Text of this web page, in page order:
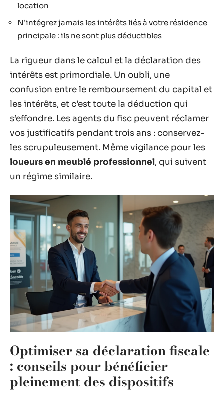
location
N’intégrez jamais les intérêts liés à votre résidence
principale : ils ne sont plus déductibles
La rigueur dans le calcul et la déclaration des
intérêts est primordiale. Un oubli, une
confusion entre le remboursement du capital et
les intérêts, et c’est toute la déduction qui
s’effondre. Les agents du fisc peuvent réclamer
vos justificatifs pendant trois ans : conservez-
les scrupuleusement. Même vigilance pour les
loueurs en meublé professionnel, qui suivent
un régime similaire.
Optimiser sa déclaration fiscale
: conseils pour bénéficier
pleinement des dispositifs